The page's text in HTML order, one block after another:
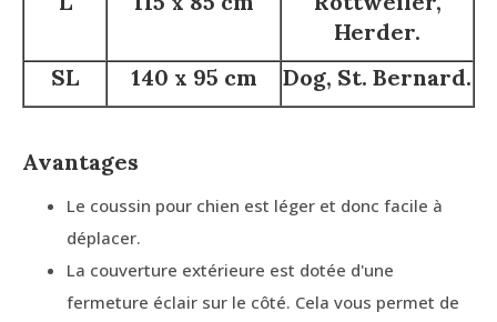
Herder.
SL
140 x 95 cm Dog, St. Bernard.
Avantages
Le coussin pour chien est léger et donc facile à
déplacer.
La couverture extérieure est dotée d'une
fermeture éclair sur le côté. Cela vous permet de